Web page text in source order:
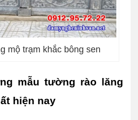
mộ trạm khắc bông sen
mẫu tường rào lăng
hiện nay